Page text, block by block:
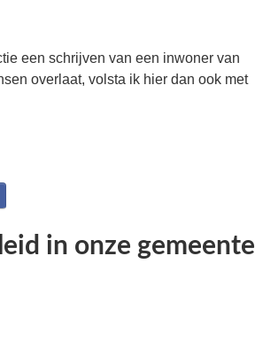
een schrijven van een inwoner van
overlaat, volsta ik hier dan ook met
in onze gemeente